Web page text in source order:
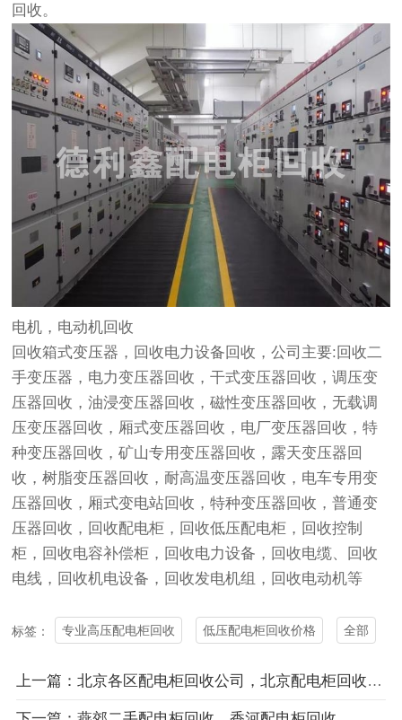
回收。
电机，电动机回收
回收箱式变压器，回收电力设备回收 ，公司主要:回收二
手变压器，电力变压器回收 ，干式变压器回收 ，调压变
压器回收 ，油浸变压器回收 ，磁性变压器回收 ，无载调
压变压器回收 ，厢式变压器回收 ，电厂变压器回收 ，特
种变压器回收 ，矿山专用变压器回收 ，露天变压器回
收 ，树脂变压器回收 ，耐高温变压器回收 ，电车专用变
压器回收 ，厢式变电站回收，特种变压器回收 ，普通变
压器回收 ，回收配电柜，回收低压配电柜，回收控制
柜，回收电容补偿柜，回收电力设备，回收电缆、回收
电线，回收机电设备，回收发电机组，回收电动机等
标签： 专业高压配电柜回收 低压配电柜回收价格 全部
上一篇：北京各区配电柜回收公司，北京配电柜回收价格